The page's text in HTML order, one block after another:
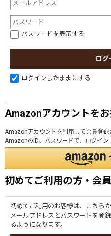
パスワードを表示する
ログインしたままにする
Amazonアカウントを
Amazonアカウントを利用して会員登録
AmazonのID、パスワードで、ログイン
初めてご利用の方・会
初めてご利用のお客様は、こちら
メールアドレスとパスワードを登
るようになります。